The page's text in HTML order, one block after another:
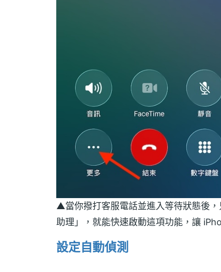
▲當你撥打客服電話並進入等待狀態後
助理」，就能快速啟動這項功能，讓
設定自動偵測